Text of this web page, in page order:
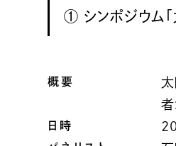
① シンポジウム
概要
者
日時